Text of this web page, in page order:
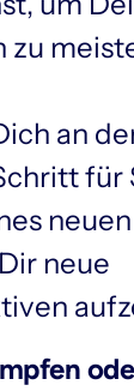
zu
an
für
neue